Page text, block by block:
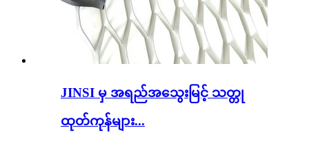
JINSI မှ အရည်အသွေးမြင့် သတ္တု
ထုတ်ကုန်များ...